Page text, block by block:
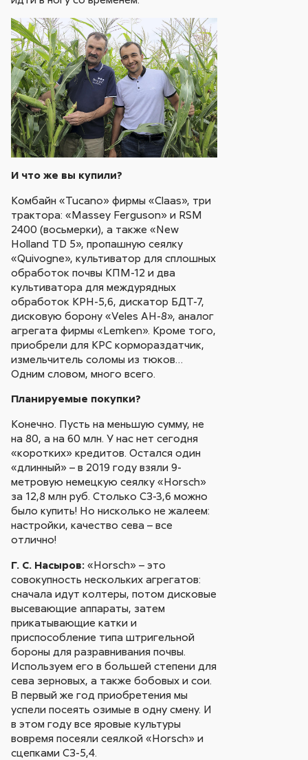
И что же вы купили?
Комбайн «Tucano» фирмы «Claas», три
трактора: «Massey Ferguson» и RSM
2400 (восьмерки), а также «New
Holland TD 5», пропашную сеялку
«Quivogne», культиватор для сплошных
обработок почвы КПМ-12 и два
культиватора для междурядных
обработок КРН-5,6, дискатор БДТ-7,
дисковую борону «Veles АН-8», аналог
агрегата фирмы «Lemken». Кроме того,
приобрели для КРС кормораздатчик,
измельчитель соломы из тюков…
Одним словом, много всего.
Планируемые покупки?
Конечно. Пусть на меньшую сумму, не
на 80, а на 60 млн. У нас нет сегодня
«коротких» кредитов. Остался один
«длинный» – в 2019 году взяли 9-
метровую немецкую сеялку «Horsch»
за 12,8 млн руб. Cтолько СЗ-3,6 можно
было купить! Но нисколько не жалеем:
настройки, качество сева – все
отлично!
Г. С. Насыров:«Horsch» – это
совокупность нескольких агрегатов:
сначала идут колтеры, потом дисковые
высевающие аппараты, затем
прикатывающие катки и
приспособление типа штригельной
бороны для разравнивания почвы.
Используем его в большей степени для
сева зерновых, а также бобовых и сои.
В первый же год приобретения мы
успели посеять озимые в одну смену. И
в этом году все яровые культуры
вовремя посеяли сеялкой «Horsch» и
сцепками СЗ-5,4.